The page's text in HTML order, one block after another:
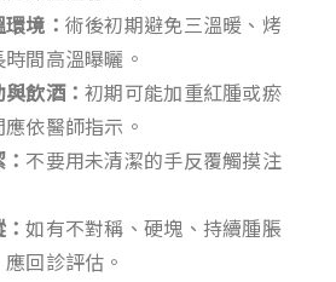
境： 術後初期避免三溫暖、烤
間高溫曝曬。
飲酒：初期可能加重紅腫或瘀
依醫師指示。
不要用未清潔的手反覆觸摸注
：如有不對稱、硬塊、持續腫脹
回診評估。